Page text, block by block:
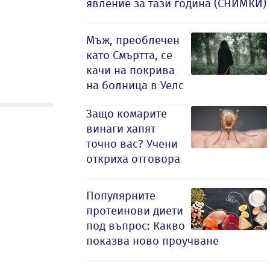
явление за тази година (СНИМКИ)
Мъж, преоблечен
като Смъртта, се
качи на покрива
на болница в Уелс
Защо комарите
винаги хапят
точно вас? Учени
откриха отговора
Популярните
протеинови диети
под въпрос: Какво
показва ново проучване